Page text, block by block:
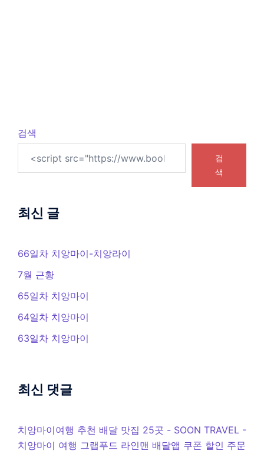
검색
검
색
최신 글
66일차 치앙마이-치앙라이
7월 근황
65일차 치앙마이
64일차 치앙마이
63일차 치앙마이
최신 댓글
치앙마이여행 추천 배달 맛집 25곳 - SOON TRAVEL -
치앙마이 여행 그랩푸드 라인맨 배달앱 쿠폰 할인 주문